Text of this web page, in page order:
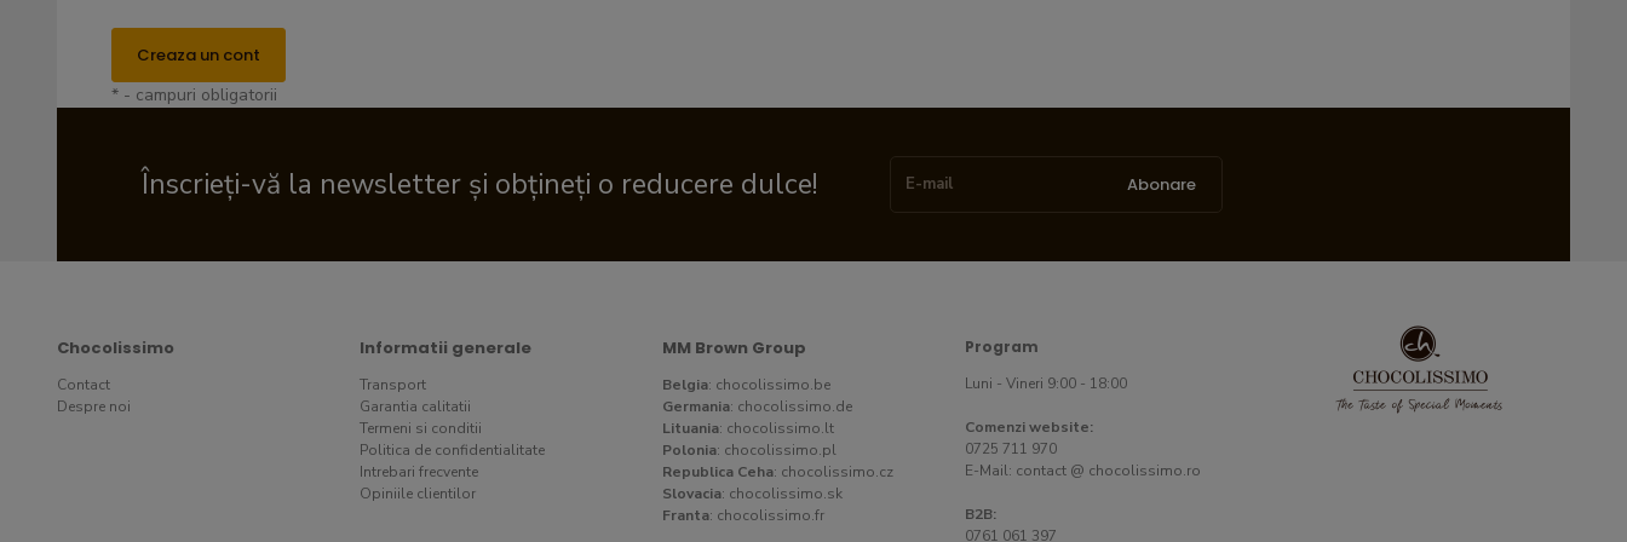
Creaza un cont
* - campuri obligatorii
Înscrieți-vă la newsletter și obțineți o reducere dulce! Abonare
Chocolissimo
Contact
Despre noi
Informatii generale
Transport
Garantia calitatii
Termeni si conditii
Politica de confidentialitate
Intrebari frecvente
Opiniile clientilor
MM Brown Group
Belgia: chocolissimo.be
Germania: chocolissimo.de
Lituania: chocolissimo.lt
Polonia: chocolissimo.pl
Republica Ceha: chocolissimo.cz
Slovacia: chocolissimo.sk
Franta: chocolissimo.fr
Program
Luni - Vineri 9:00 - 18:00
Comenzi website:
0725 711 970
E-Mail: contact @ chocolissimo.ro
B2B:
0761 061 397